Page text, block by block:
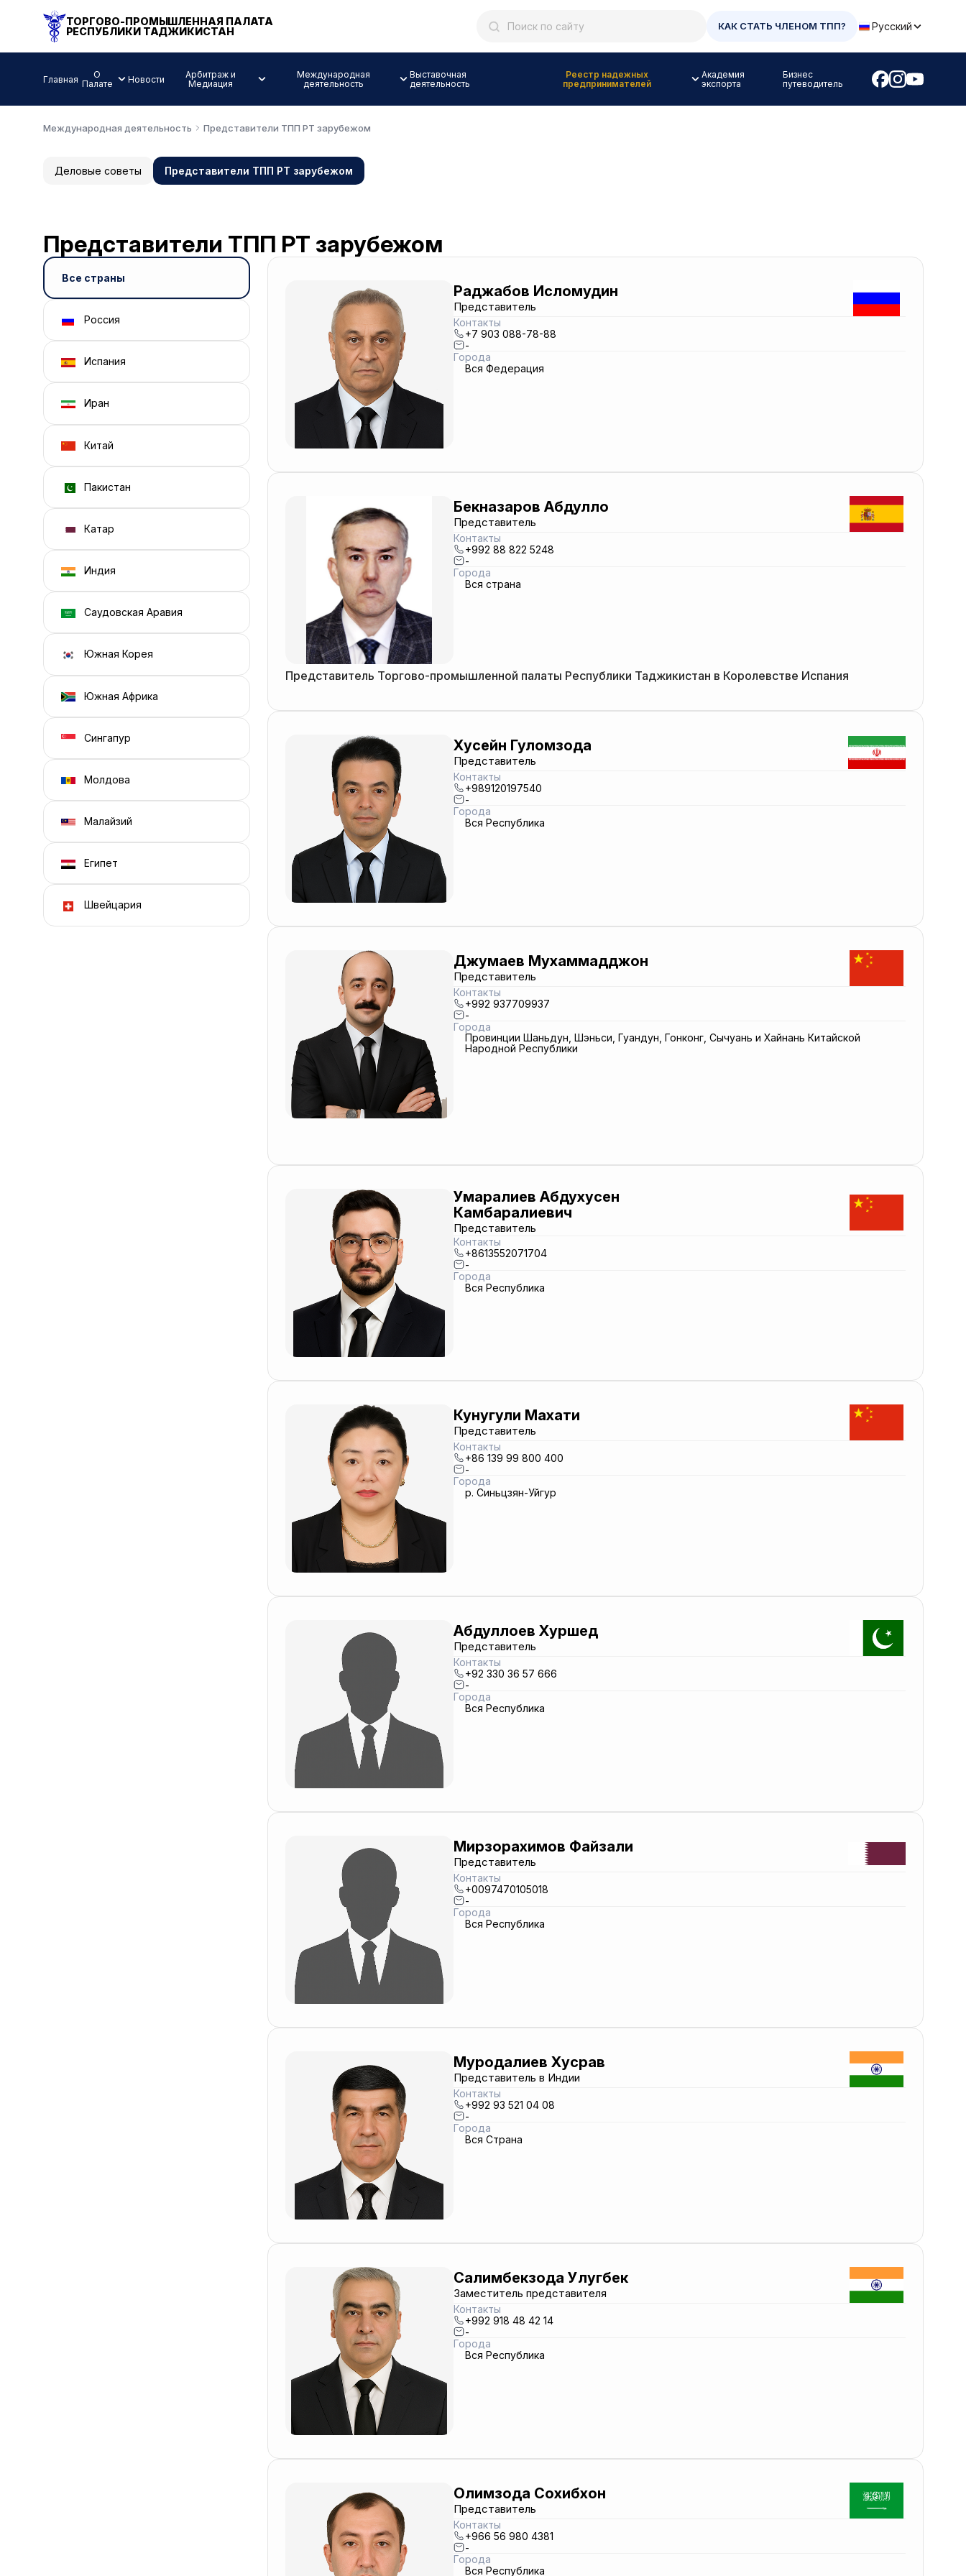
ТОРГОВО-ПРОМЫШЛЕННАЯ ПАЛАТА
РЕСПУБЛИКИ ТАДЖИКИСТАН
КАК СТАТЬ ЧЛЕНОМ ТПП? Русский
Главная
О
Палате
Новости
Арбитраж и
Медиация
Международная
деятельность
Выставочная
деятельность
Реестр надежных
предпринимателей
Академия
экспорта
Бизнес
путеводитель
Международная деятельность Представители ТПП РТ зарубежом
Деловые советы Представители ТПП РТ зарубежом
Представители ТПП РТ зарубежом
Все страны
Россия
Испания
Иран
Китай
Пакистан
Катар
Индия
Саудовская Аравия
Южная Корея
Южная Африка
Сингапур
Молдова
Малайзий
Египет
Швейцария
Раджабов Исломудин
Представитель
Контакты
+7 903 088-78-88
-
Города
Вся Федерация
Бекназаров Абдулло
Представитель
Контакты
+992 88 822 5248
-
Города
Вся страна
Представитель Торгово-промышленной палаты Республики Таджикистан в Королевстве Испания
Хусейн Гуломзода
Представитель
Контакты
+989120197540
-
Города
Вся Республика
Джумаев Мухаммадджон
Представитель
Контакты
+992 937709937
-
Города
Провинции Шаньдун, Шэньси, Гуандун, Гонконг, Сычуань и Хайнань Китайской
Народной Республики
Умаралиев Абдухусен
Камбаралиевич
Представитель
Контакты
+8613552071704
-
Города
Вся Республика
Кунугули Махати
Представитель
Контакты
+86 139 99 800 400
-
Города
р. Синьцзян-Уйгур
Абдуллоев Хуршед
Представитель
Контакты
+92 330 36 57 666
-
Города
Вся Республика
Мирзорахимов Файзали
Представитель
Контакты
+0097470105018
-
Города
Вся Республика
Муродалиев Хусрав
Представитель в Индии
Контакты
+992 93 521 04 08
-
Города
Вся Страна
Салимбекзода Улугбек
Заместитель представителя
Контакты
+992 918 48 42 14
-
Города
Вся Республика
Олимзода Сохибхон
Представитель
Контакты
+966 56 980 4381
-
Города
Вся Республика